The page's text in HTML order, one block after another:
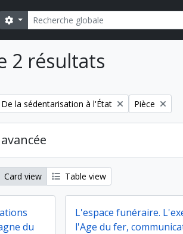
Rechercher
Search options
2 résultats
la sédentarisation à l'État Remove filter:
Pièce
Card view Table view
du
L'espace funéraire.
l'Age du fer,